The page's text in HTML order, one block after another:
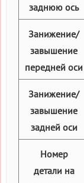
заднюю ось
Занижение/
завышение
передней оси
Занижение/
завышение
задней оси
Номер
детали на